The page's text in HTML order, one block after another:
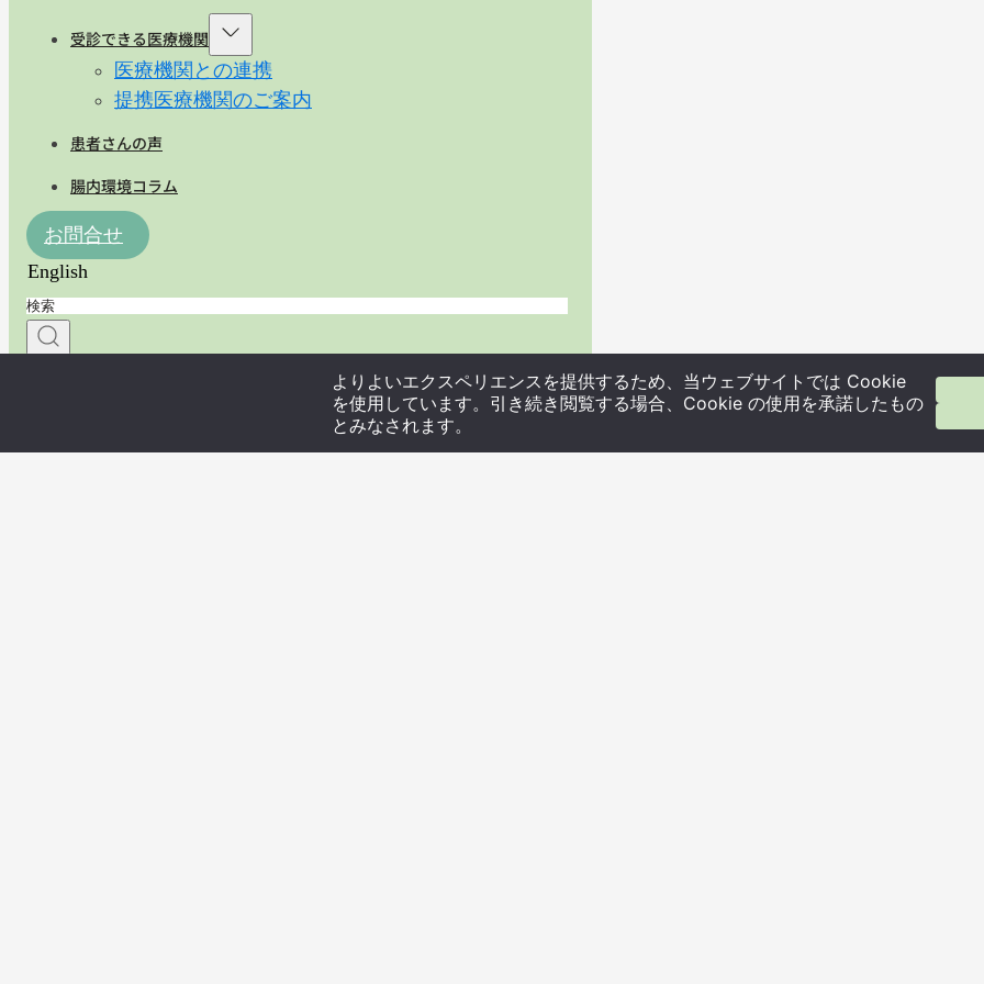
受診できる医療機関
医療機関との連携
提携医療機関のご案内
患者さんの声
腸内環境コラム
お問合せ
English
よりよいエクスペリエンスを提供するため、当ウェブサイトでは Cookie
を使用しています。引き続き閲覧する場合、Cookie の使用を承諾したもの
とみなされます。